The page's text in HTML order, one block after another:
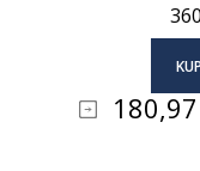
Cena
180,97